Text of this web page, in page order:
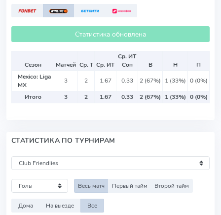
Статистика обновлена
Сезон Матчей Ср. Т Ср. ИТ
Ср. ИТ
Соп
В Н
П
Mexico: Liga
MX
3 2 1.67 0.33 2 (67%) 1 (33%) 0 (0%)
Итого 3 2 1.67 0.33 2 (67%) 1 (33%) 0 (0%)
СТАТИСТИКА ПО ТУРНИРАМ
Весь матч Первый тайм Второй тайм
Дома На выезде Все